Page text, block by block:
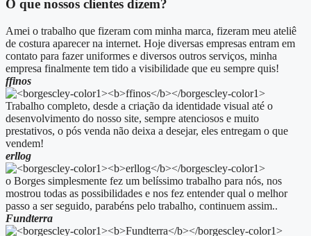
O que nossos clientes dizem?
Amei o trabalho que fizeram com minha marca, fizeram meu ateliê
de costura aparecer na internet. Hoje diversas empresas entram em
contato para fazer uniformes e diversos outros serviços, minha
empresa finalmente tem tido a visibilidade que eu sempre quis!
ffinos
Trabalho completo, desde a criação da identidade visual até o
desenvolvimento do nosso site, sempre atenciosos e muito
prestativos, o pós venda não deixa a desejar, eles entregam o que
vendem!
erllog
o Borges simplesmente fez um belíssimo trabalho para nós, nos
mostrou todas as possibilidades e nos fez entender qual o melhor
passo a ser seguido, parabéns pelo trabalho, continuem assim..
Fundterra